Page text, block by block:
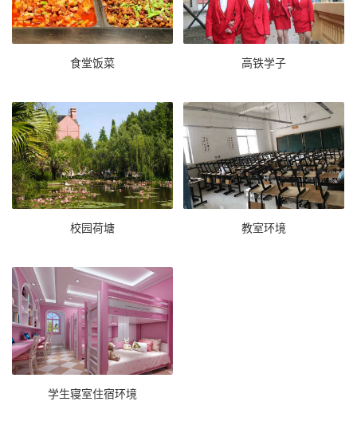
食堂饭菜 高铁学子
校园荷塘 教室环境
学生寝室住宿环境